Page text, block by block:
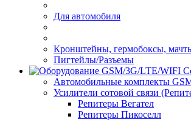
Для автомобиля
Кронштейны, гермобоксы,
Пигтейлы/Разъемы
Автомобильные комплекты
Усилители сотовой связи
Репитеры Вегател
Репитеры Пикоселл